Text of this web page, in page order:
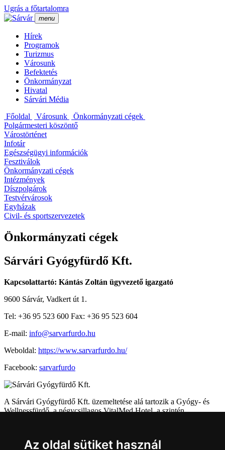
Az oldal sütiket használ
Ugrás a főtartalomra
menu
Hí­rek
Programok
Turizmus
Városunk
Befektetés
Önkormányzat
Hivatal
Sárvári Média
Főoldal
Városunk
Önkormányzati cégek
Polgármesteri köszöntő
Várostörténet
Infotár
Egészségügyi információk
Fesztiválok
Önkormányzati cégek
Intézmények
Dí­szpolgárok
Testvérvárosok
Egyházak
Civil- és sportszervezetek
Önkormányzati cégek
Sárvári Gyógyfürdő Kft.
Kapcsolattartó: Kántás Zoltán ügyvezető igazgató
9600 Sárvár, Vadkert út 1.
Tel: +36 95 523 600 Fax: +36 95 523 604
E-mail: info@sarvarfurdo.hu
Weboldal: https://www.sarvarfurdo.hu/
Facebook: sarvarfurdo
A Sárvári Gyógyfürdő Kft. üzemeltetése alá tartozik a Gyógy- és
Wellnessfürdő, a négycsillagos VitalMed Hotel, a szintén
A közfeladatot ellátó szerv részesedésének mértéke: 100 %.